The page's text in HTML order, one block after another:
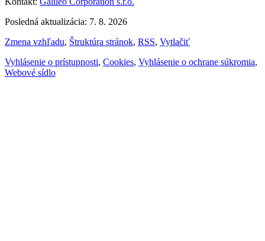
Posledná aktualizácia: 7. 8. 2026
Zmena vzhľadu, Štruktúra stránok, RSS, Vytlačiť
Vyhlásenie o prístupnosti, Cookies, Vyhlásenie o ochrane súkromia,
Webové sídlo